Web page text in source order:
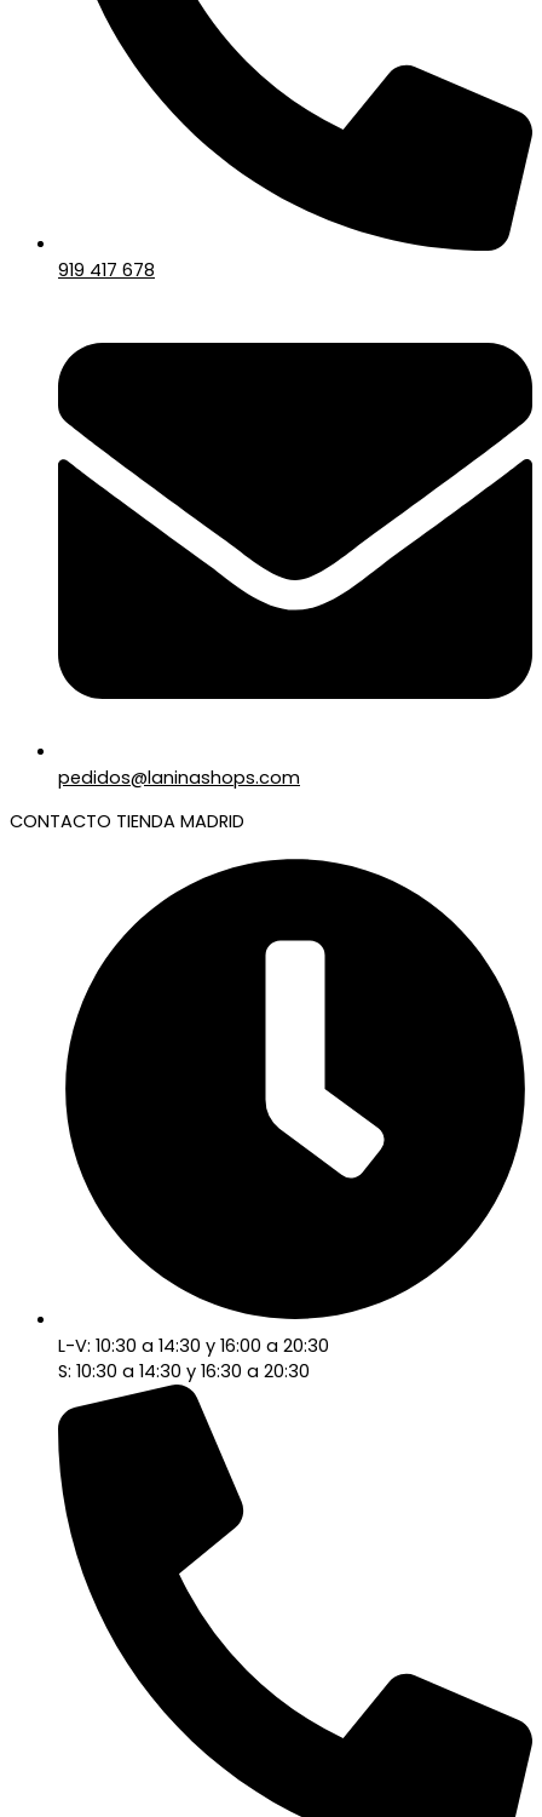
919 417 678
pedidos@laninashops.com
CONTACTO TIENDA MADRID
L-V: 10:30 a 14:30 y 16:00 a 20:30
S: 10:30 a 14:30 y 16:30 a 20:30